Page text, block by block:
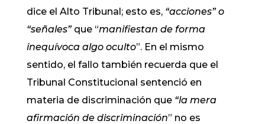
dice el Alto Tribunal; esto es, “acciones” o
“señales”que “manifiestan de forma
inequívoca algo oculto”. En el mismo
sentido, el fallo también recuerda que el
Tribunal Constitucional sentenció en
materia de discriminación que “la mera
afirmación de discriminación” no es